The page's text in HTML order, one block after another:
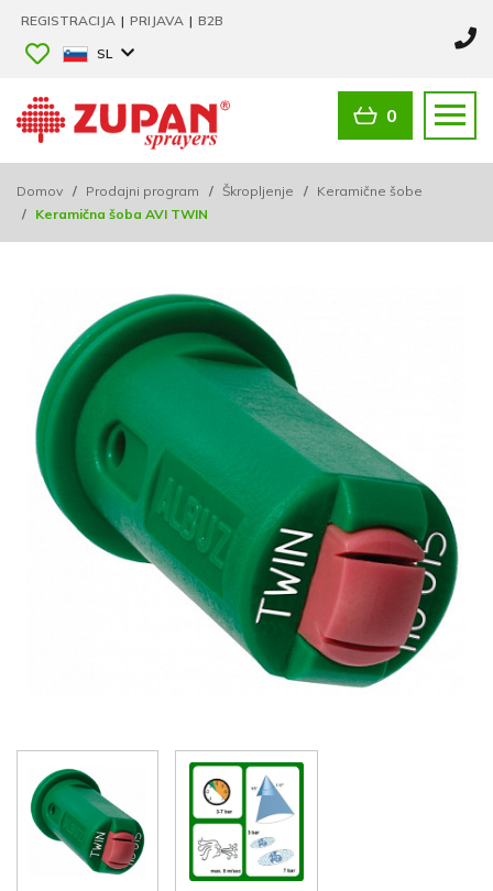
REGISTRACIJA | PRIJAVA | B2B
SL
0
Domov / Prodajni program / Škropljenje / Keramične šobe
/ Keramična šoba AVI TWIN